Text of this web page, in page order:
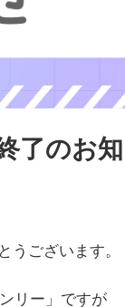
了のお
うございます。
リー」ですが